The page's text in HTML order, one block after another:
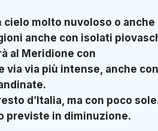
cielo molto nuvoloso o anche
anche con isolati
al Meridione con
via via più intense, anche con
d’Italia, ma con poco
previste in diminuzione.